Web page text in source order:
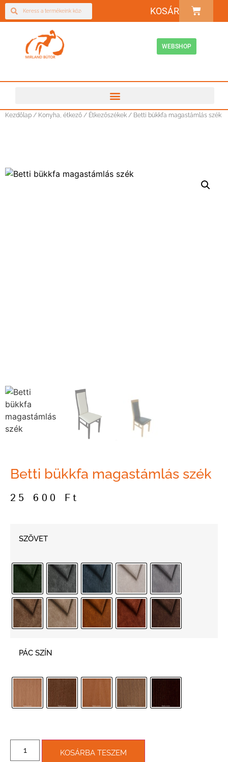
KOSÁR
WEBSHOP
Kezdőlap / Konyha, étkező / Étkezőszékek / Betti bükkfa magastámlás szék
Betti bükkfa magastámlás szék
25 600 Ft
SZÖVET
PÁC SZÍN
KOSÁRBA TESZEM